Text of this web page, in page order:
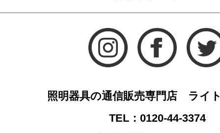
照明器具の通信販売専門店 ライ
TEL：0120-44-3374